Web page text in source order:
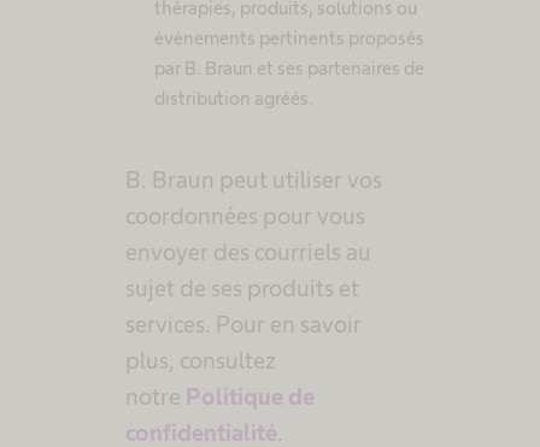
thérapies, produits, solutions ou
événements pertinents proposés
par B. Braun et ses partenaires de
distribution agréés.
B. Braun peut utiliser vos
coordonnées pour vous
envoyer des courriels au
sujet de ses produits et
services. Pour en savoir
plus, consultez
notre Politique de
confidentialité.